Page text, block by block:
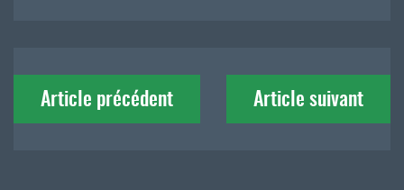
Navigation
deArticle précédent Article suivant